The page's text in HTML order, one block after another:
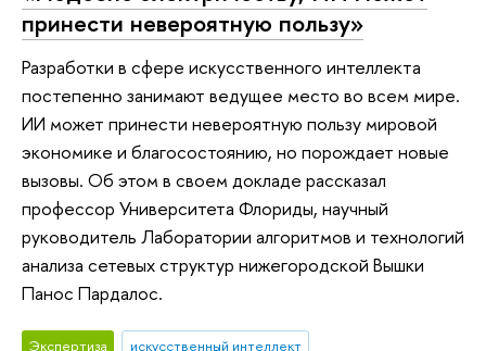
принести невероятную пользу»
Разработки в сфере искусственного интеллекта
постепенно занимают ведущее место во всем мире.
ИИ может принести невероятную пользу мировой
экономике и благосостоянию, но порождает новые
вызовы. Об этом в своем докладе рассказал
профессор Университета Флориды, научный
руководитель Лаборатории алгоритмов и технологий
анализа сетевых структур нижегородской Вышки
Панос Пардалос.
Экспертиза искусственный интеллект